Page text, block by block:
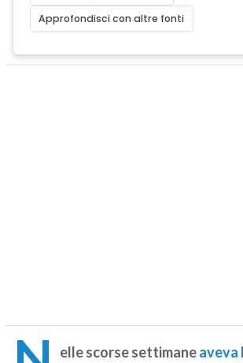
Approfondisci con altre fonti
elle scorse settimaneaveva